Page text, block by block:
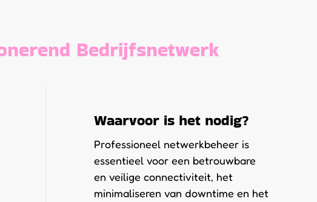
Bedrijfsnetwerk
Waarvoor is het nodig?
Professioneel netwerkbeheer is
essentieel voor een betrouwbare
en veilige connectiviteit, het
minimaliseren van downtime en het